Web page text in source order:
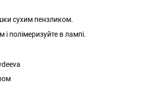
сухим пензликом.
і полімеризуйте в лампі.